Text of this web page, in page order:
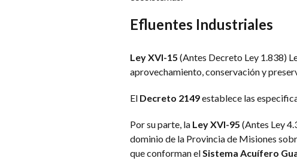
Efluentes Industriales
Ley XVI-15 (Antes Decreto Ley 1.838)
aprovechamiento, conservación y
El Decreto 2149establece las
Por su parte, la Ley XVI-95 (Antes Ley
dominio de la Provincia de Misiones
que conforman el Sistema Acuífero